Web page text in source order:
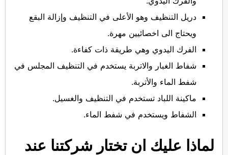
دريل التنظيف وهو الأعلى في التنظيف وإزالة البقع
ويحتاج الى اخصائيين مهرة.
الفرك اليدوي وهي طريقة ذات كفاءة.
شفاط الغبار والاتربة يستخدم في التنظيف المجلس في
شفط الماء والأتربة.
ماكينة اللباد تستخدم في التنظيف والغسيل.
الشفاط ويستخدم في شفط الماء.
لماذا عليك ان تختار شركتنا عند